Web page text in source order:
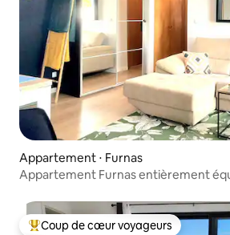
Appartement ⋅ Furnas
Appartement Furnas entièrement
Coup de cœur voyageurs